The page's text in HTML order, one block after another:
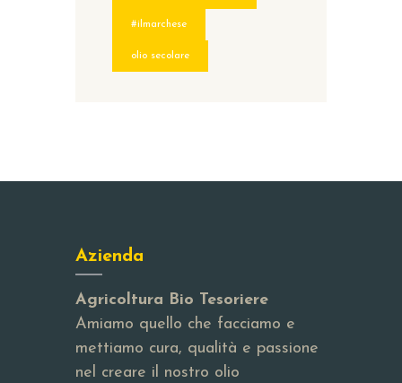
#ilmarchese
olio secolare
Azienda
Agricoltura Bio Tesoriere
Amiamo quello che facciamo e
mettiamo cura, qualità e passione
nel creare il nostro olio